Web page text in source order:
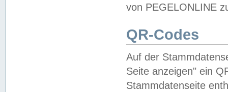
von PEGELONLINE
QR-Codes
Auf der
Seite anzeigen" ein
Stammdatenseite